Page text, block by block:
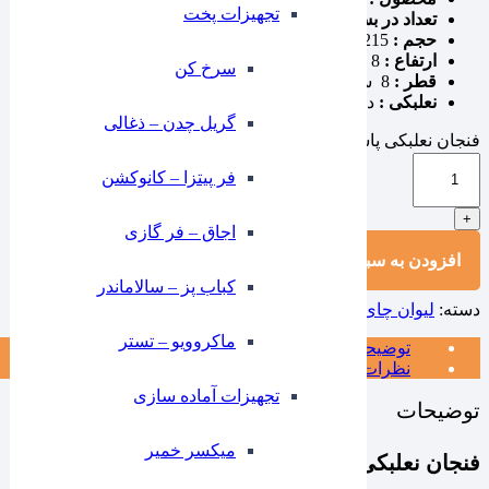
تجهیزات پخت
سرخ کن
گریل چدن – ذغالی
فر پیتزا – کانوکشن
⁠اجاق – فر گازی
کباب پز – سالاماندر
ماکروویو – تستر
تجهیزات آماده سازی
میکسر خمیر
تعداد در بسته :
حجم :
ارتفاع :
قطر :
نعلبکی : دارد
فنجان نعلبکی پاشاباغچه کد 95040 شش عددی ایلا عدد
+
افزودن به سبد خرید
دسته: لیوان چای و ماگ
توضیحات
نظرات (0)
توضیحات
فنجان نعلبکی پاشاباغچه